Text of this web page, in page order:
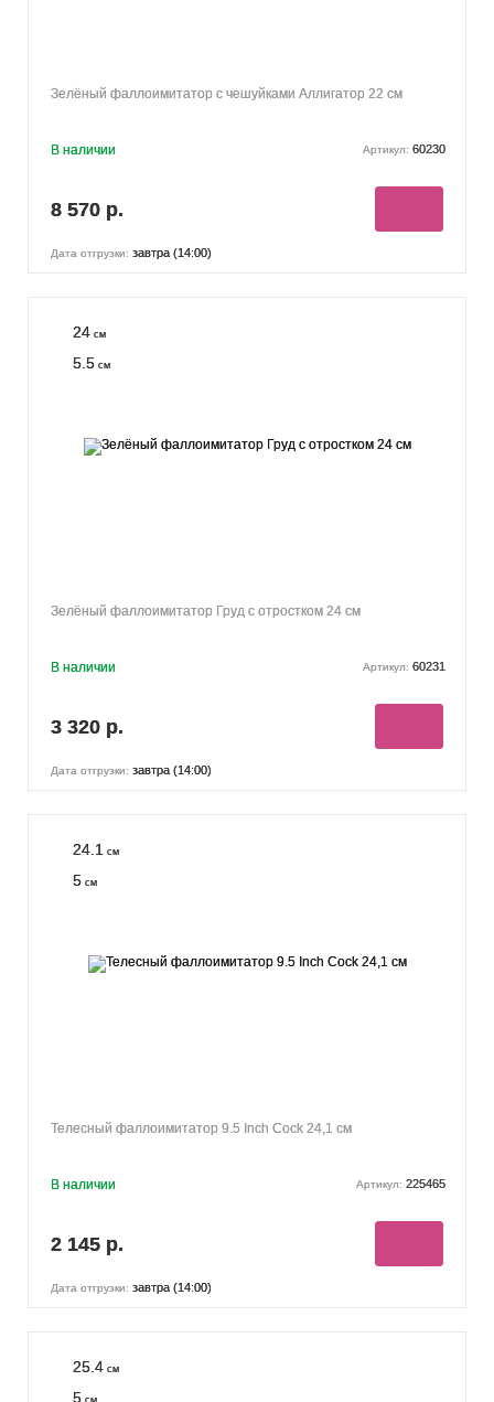
Зелёный фаллоимитатор с чешуйками Аллигатор 22 см
В наличии Артикул: 60230
8 570 р.
Дата отгрузки: завтра (14:00)
24 см
5.5 см
Зелёный фаллоимитатор Груд с отростком 24 см
В наличии Артикул: 60231
3 320 р.
Дата отгрузки: завтра (14:00)
24.1 см
5 см
Телесный фаллоимитатор 9.5 Inch Cock 24,1 см
В наличии Артикул: 225465
2 145 р.
Дата отгрузки: завтра (14:00)
25.4 см
5 см